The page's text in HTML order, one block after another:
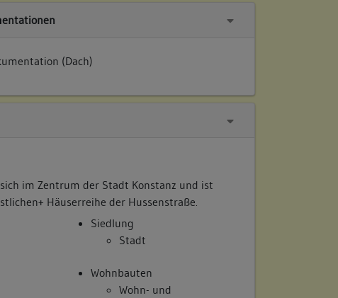
(Dach)
im Zentrum der Stadt Konstanz und ist
Häuserreihe der Hussenstraße.
Siedlung
Stadt
Wohnbauten
Wohn- und